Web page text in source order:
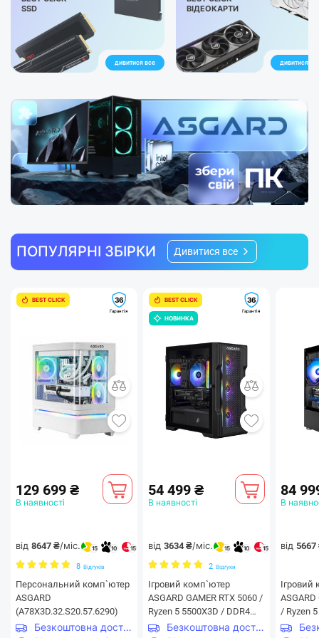
SSD
дивитися все
ВІДЕОКАРТИ
дивитися
ПОПУЛЯРНІ ЗБІРКИ Дивитися все
BEST CLICK 36
Гарантія
129 699 ₴
В наявності
від 8647 ₴/міс. 15 10 15
8 Відгуків
Персональний комп`ютер
ASGARD
(A78X3D.32.S20.57.6290)
Безкоштовна доставка
BEST CLICK
НОВИНКА
36
Гарантія
54 499 ₴
В наявності
від 3634 ₴/міс. 15 10 15
2 Відгуки
Ігровий комп`ютер
ASGARD GAMER RTX 5060 /
Ryzen 5 5500X3D / DDR4
16GB / SSD 1TB (ASG-G-
Безкоштовна доставка
84
В
від 5667
Ігровий
ASGARD
/ Ryzen
32GB /